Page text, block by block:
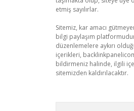
etmiş sayılırlar.
Sitemiz, kar amacı
bilgi paylaşım
düzenlemelere aykırı
içerikleri,
bildirmeniz halinde, ilgili
sitemizden kaldırılacaktır.